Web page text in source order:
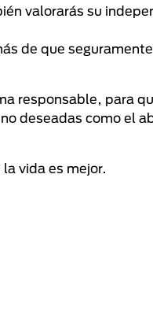
valorarás su
de que
responsable, para
deseadas como el
vida es mejor.